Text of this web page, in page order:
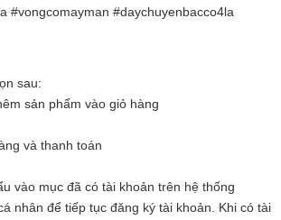
#vongcomayman #daychuyenbacco4la
sau:
sản phẩm vào giỏ hàng
và thanh toán
vào mục đã có tài khoản trên hệ thống
nhân để tiếp tục đăng ký tài khoản. Khi có tài